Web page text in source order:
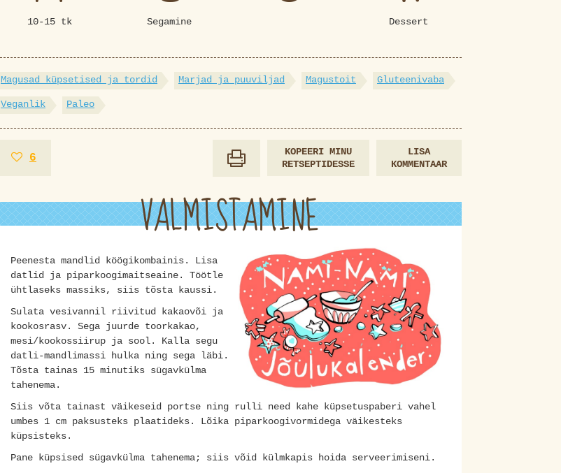
10-15 tk Segamine Dessert
Magusad küpsetised ja tordid Marjad ja puuviljad Magustoit Gluteenivaba
Veganlik Paleo
6
LISA
KOMMENTAAR
KOPEERI MINU
RETSEPTIDESSE
VALMISTAMINE
Peenesta mandlid köögikombainis. Lisa
datlid ja piparkoogimaitseaine. Töötle
ühtlaseks massiks, siis tõsta kaussi.
Sulata vesivannil riivitud kakaovõi ja
kookosrasv. Sega juurde toorkakao,
mesi/kookossiirup ja sool. Kalla segu
datli-mandlimassi hulka ning sega läbi.
Tõsta tainas 15 minutiks sügavkülma
tahenema.
Siis võta tainast väikeseid portse ning rulli need kahe küpsetuspaberi vahel
umbes 1 cm paksusteks plaatideks. Lõika piparkoogivormidega väikesteks
küpsisteks.
Pane küpsised sügavkülma tahenema; siis võid külmkapis hoida serveerimiseni.